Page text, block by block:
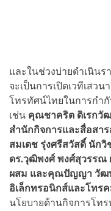
และในช่วงบ่ายดำเนินร
จะเป็นการเปิดเวทีเสว
โทรทัศน์ไทยในการกำ
เช่น คุณชาคริต ดิเรกวั
สำนักกิจการและสื่อสา
สมเดช รุ่งศรีสวัสดิ์ นัก
ดร.วุฒิพงศ์ พงศ์สุวรรณ
ผสม และคุณปัญญา วัฒ
อิเล็กทรอนิกส์และโทร
นโยบายด้านกิจการโท